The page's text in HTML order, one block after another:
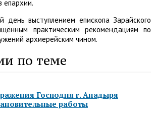
епархии.
день выступлением епископа Зарайского
практическим рекомендациям по
архиерейским чином.
по теме
Господня г. Анадыря
работы